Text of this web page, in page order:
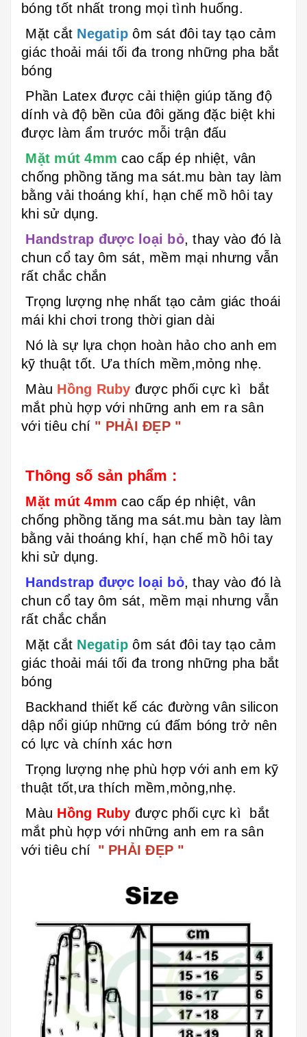
bóng tốt nhất trong mọi tình huống.
Mặt cắt Negatip ôm sát đôi tay tạo cảm
giác thoải mái tối đa trong những pha bắt
bóng
Phần Latex được cải thiện giúp tăng độ
dính và độ bền của đôi găng đặc biệt khi
được làm ẩm trước mỗi trận đấu
Mặt mút 4mm cao cấp ép nhiệt, vân
chống phồng tăng ma sát.mu bàn tay làm
bằng vải thoáng khí, hạn chế mồ hôi tay
khi sử dụng.
Handstrap được loại bỏ, thay vào đó là
chun cổ tay ôm sát, mềm mại nhưng vẫn
rất chắc chắn
Trọng lượng nhẹ nhất tạo cảm giác thoái
mái khi chơi trong thời gian dài
Nó là sự lựa chọn hoàn hảo cho anh em
kỹ thuật tốt. Ưa thích mềm,mỏng nhẹ.
Màu Hồng Ruby được phối cực kì bắt
mắt phù hợp với những anh em ra sân
với tiêu chí " PHẢI ĐẸP "
Thông số sản phẩm :
Mặt mút 4mm cao cấp ép nhiệt, vân
chống phồng tăng ma sát.mu bàn tay làm
bằng vải thoáng khí, hạn chế mồ hôi tay
khi sử dụng.
Handstrap được loại bỏ, thay vào đó là
chun cổ tay ôm sát, mềm mại nhưng vẫn
rất chắc chắn
Mặt cắt Negatip ôm sát đôi tay tạo cảm
giác thoải mái tối đa trong những pha bắt
bóng
Backhand thiết kế các đường vân silicon
dập nổi giúp những cú đấm bóng trở nên
có lực và chính xác hơn
Trọng lượng nhẹ phù hợp với anh em kỹ
thuật tốt,ưa thích mềm,mỏng,nhẹ.
Màu Hồng Ruby được phối cực kì bắt
mắt phù hợp với những anh em ra sân
với tiêu chí " PHẢI ĐẸP "